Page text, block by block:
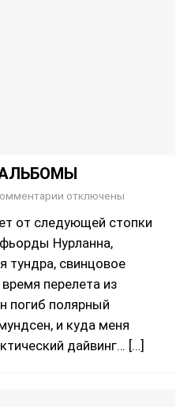
отключены
от следующей стопки
Нурланна,
тундра, свинцовое
перелета из
погиб полярный
и куда меня
дайвинг… […]